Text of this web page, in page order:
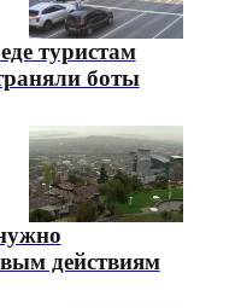
туристам
боты
действиям